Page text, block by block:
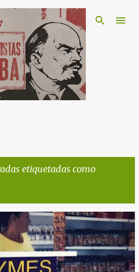
principal
etiquetadas como